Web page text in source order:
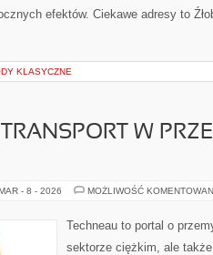
efektów. Ciekawe adresy to
KLASYCZNE
W
- 8 - 2026 MOŻLIWOŚĆ
Techneau to portal o
sektorze ciężkim, ale